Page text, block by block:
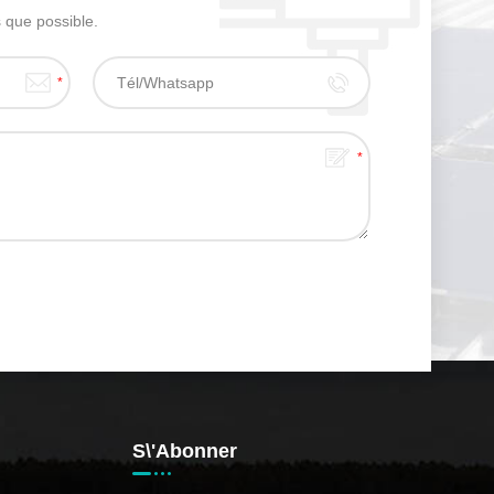
possible.
S\'abonner